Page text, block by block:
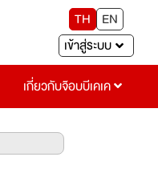
TH
EN
เข้าสู่ระบบ
เกี่ยวกับจ๊อบบีเคเค